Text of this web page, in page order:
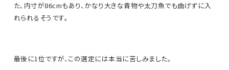
た、内寸が86cmもあり、かなり大きな青物や太刀魚でも曲げずに入
れられるそうです。
最後に1位ですが、この選定には本当に苦しみました。